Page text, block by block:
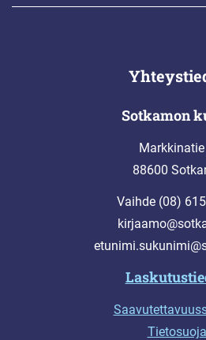
Sotkamon
Markkinatie
88600
Vaihde (08)
Tietosuoja